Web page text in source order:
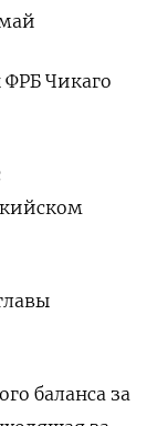
Чикаго
​баланса ‌за